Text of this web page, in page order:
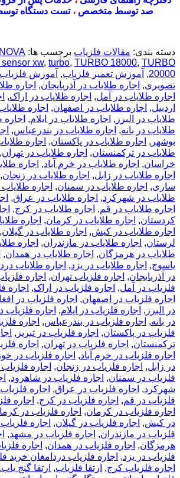
صد توسط متخصص ،تست دستگاه
دسته بندی: مقالات فلزیاب برچسب ها: NOVA
xw, turbo, TURBO 18000, TURBO
20000
, آموزش تعمیر فلزیاب, آموزش فلزیاب
تصویری, اجاره طلایاب در آذربایجان, اجاره
اجاره طلایاب در آمل, اجاره طلایاب در اراک,
اردبیل, اجاره طلایاب در اصفهان, اجاره
طلایاب در البرز , اجاره طلایاب در ایلام, اجاره
طلایاب در بانه, اجاره طلایاب در بندرعباس,
بوشهر , اجاره طلایاب در پاکستان, اجاره
طلایاب در ترکمنستان, اجاره طلایاب در تهران,
خراسان, اجاره طلایاب در خرم آباد, اجاره
اجاره طلایاب در زابل, اجاره طلایاب در زنجان,
ساری, اجاره طلایاب در سمنان, اجاره
طلایاب در شهرکرد, اجاره طلایاب در عراق,
اجاره طلایاب در قم, اجاره طلایاب در کرج,
کردستان, اجاره طلایاب در کرمان, اجاره
اجاره طلایاب در کیش, اجاره طلایاب در گیلان,
لرستان, اجاره طلایاب در مازندران, اجاره
طلایاب در هرمزگان, اجاره طلایاب در همدان,
یاسوج, اجاره طلایاب در یزد, اجاره طلایاب
در آذربایجان, اجاره فلزیاب تهران, اجاره
فلزیاب در آمل, اجاره فلزیاب در اراک, اجاره
اجاره فلزیاب در اصفهان, اجاره فلزیاب در
در البرز , اجاره فلزیاب در ایلام, اجاره فلزیاب
در بانه, اجاره فلزیاب در بندرعباس, اجاره
فلزیاب در پاکستان, اجاره فلزیاب در تبریز ,
ترکمنستان, اجاره فلزیاب در تهران, اجاره
اجاره فلزیاب در خرم آباد, اجاره فلزیاب در
در زابل, اجاره فلزیاب در زنجان, اجاره
فلزیاب در سمنان, اجاره فلزیاب در شاهرود,
شهرکرد, اجاره فلزیاب در عراق, اجاره
فلزیاب در قم, اجاره فلزیاب در کرج, اجاره
اجاره فلزیاب در کرمان, اجاره فلزیاب در
در کیش, اجاره فلزیاب در گیلان, اجاره
فلزیاب در مازندران, اجاره فلزیاب در مشهد,
هرمزگان, اجاره فلزیاب در همدان, اجاره
فلزیاب در یزد, اجاره فلزیاب دردامغان خرید
اجاره فلزیاب کرج, ارتقا فلزیاب, ارتقا گنج یاب,